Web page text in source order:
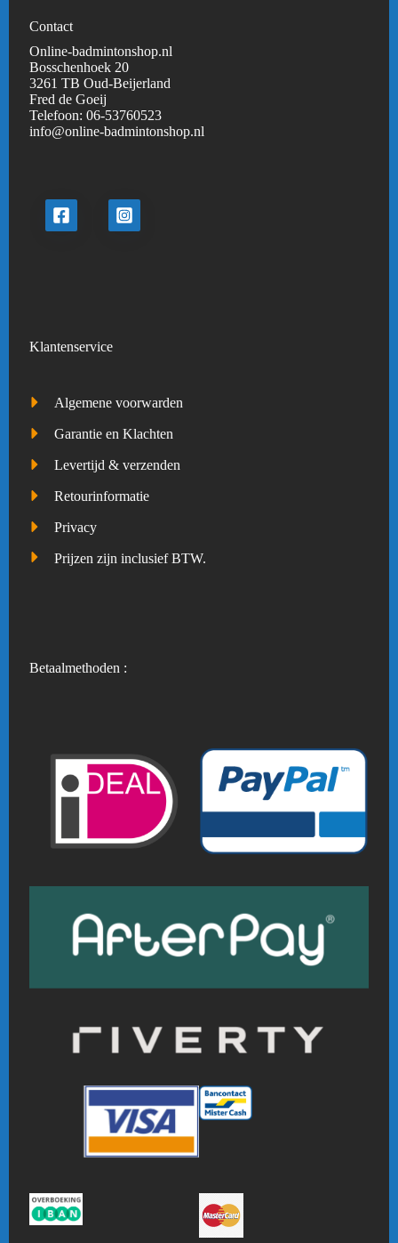
Contact
Online-badmintonshop.nl
Bosschenhoek 20
3261 TB Oud-Beijerland
Fred de Goeij
Telefoon:06-53760523
info@online-badmintonshop.nl
Klantenservice
Algemene voorwarden
Garantie en Klachten
Levertijd & verzenden
Retourinformatie
Privacy
Prijzen zijn inclusief BTW.
Betaalmethoden :